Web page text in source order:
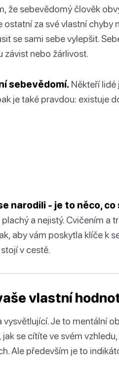
že sebevědomý člověk
za své vlastní chyby
se sami sebe vylepšit.
závist nebo žárlivost.
sebevědomí. Někteří lidé
je také pravdou: existuje
narodili - je to něco, co
a nejistý. Cvičením a
aby vám poskytla klíče k
v cestě.
vlastní
Je to mentální
se cítíte ve svém
Ale především je to